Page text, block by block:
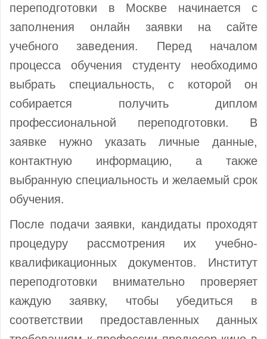
переподготовки в Москве начинается с
заполнения онлайн заявки на сайте
учебного заведения. Перед началом
процесса обучения студенту необходимо
выбрать специальность, с которой он
собирается получить диплом
профессиональной переподготовки. В
заявке нужно указать личные данные,
контактную информацию, а также
выбранную специальность и желаемый срок
обучения.
После подачи заявки, кандидаты проходят
процедуру рассмотрения их учебно-
квалификационных документов. Институт
переподготовки внимательно проверяет
каждую заявку, чтобы убедиться в
соответствии предоставленных данных